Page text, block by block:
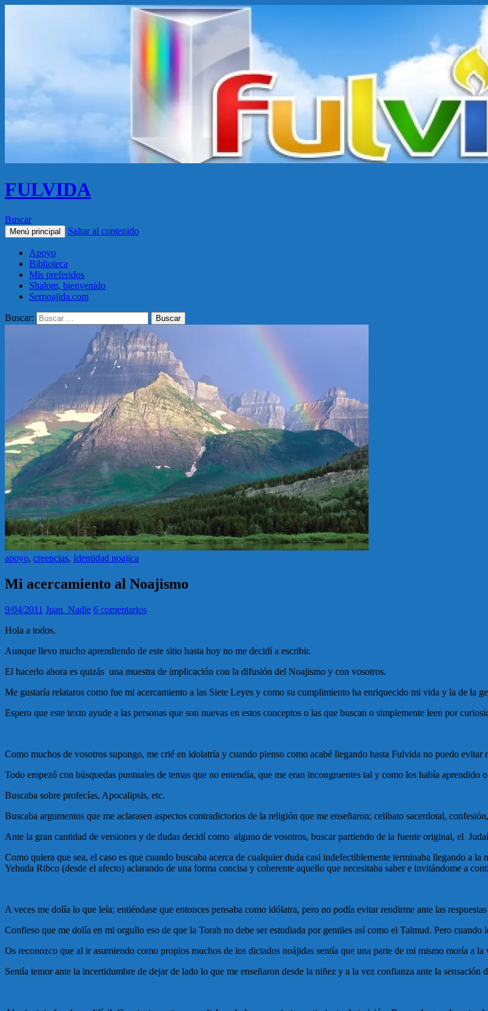
FULVIDA
Buscar
Menú principal Saltar al contenido
Apoyo
Biblioteca
Mis preferidos
Shalom, bienvenido
Sernoajida.com
Buscar:
apoyo, creencias, Identidad noajica
Mi acercamiento al Noajismo
9/04/2011 Juan_Nadie 6 comentarios
Hola a todos.
Aunque llevo mucho aprendiendo de este sitio hasta hoy no me decidí a escribir.
El hacerlo ahora es quizás una muestra de implicación con la difusión del Noajismo y con vosotros.
Me gustaría relataros como fue mi acercamiento a las Siete Leyes y como su cumplimiento ha enriquecido mi vida y la de la
Espero que este texto ayude a las personas que son nuevas en estos conceptos o las que buscan o simplemente leen por
Como muchos de vosotros supongo, me crié en idolatría y cuando pienso como acabé llegando hasta Fulvida no puedo evitar
Todo empezó con búsquedas puntuales de temas que no entendía, que me eran incongruentes tal y como los había aprendido
Buscaba sobre profecías, Apocalipsis, etc.
Buscaba argumentos que me aclarasen aspectos contradictorios de la religión que me enseñaron; celibato sacerdotal,
Ante la gran cantidad de versiones y de dudas decidí como alguno de vosotros, buscar partiendo de la fuente original, el
Como quiera que sea, el caso es que cuando buscaba acerca de cualquier duda casi indefectiblemente terminaba llegando a
Yehuda Ribco (desde el afecto) aclarando de una forma concisa y coherente aquello que necesitaba saber e invitándome a
A veces me dolía lo que leía; entiéndase que entonces pensaba como idólatra, pero no podía evitar rendirme ante las
Confieso que me dolía en mi orgullo eso de que la Torah no debe ser estudiada por gentiles así como el Talmud. Pero
Os reconozco que al ir asumiendo como propios muchos de los dictados noájidas sentía que una parte de mi mismo moría a
Sentía temor ante la incertidumbre de dejar de lado lo que me enseñaron desde la niñez y a la vez confianza ante la